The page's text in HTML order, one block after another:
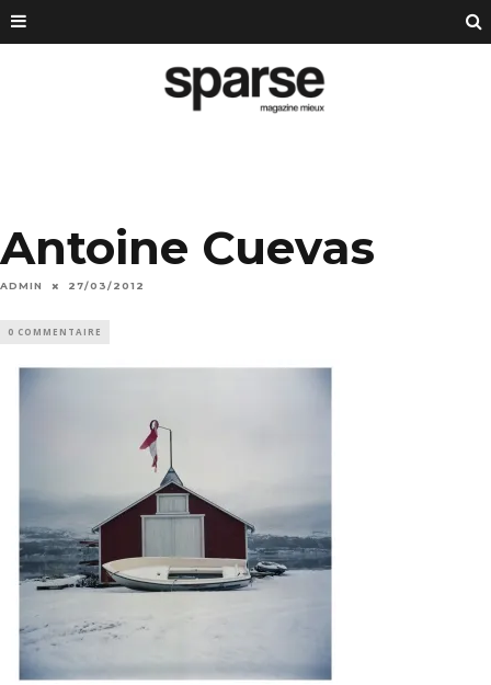
Antoine Cuevas
ADMIN 27/03/2012
0 COMMENTAIRE